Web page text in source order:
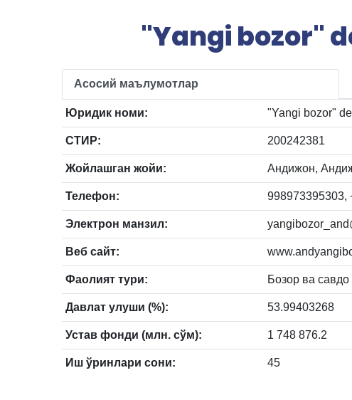
"Yangi bozor"
Асосий маълумотлар
Юридик номи: "Yangi bozor"
СТИР: 200242381
Жойлашган жойи: Андижон,
Телефон: 998973395303,
Электрон манзил:
Веб сайт:
Фаолият тури: Бозор ва
Давлат улуши (%): 53.99403268
Устав фонди (млн. сўм): 1 748 876.2
Иш ўринлари сони: 45